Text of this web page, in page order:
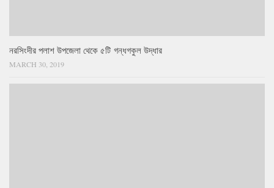
নরসিংদীর পলাশ উপজেলা থেকে ৫টি গন্ধগকুল উদ্ধার
MARCH 30, 2019